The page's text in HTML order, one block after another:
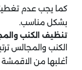
كما يجب عدم
بشكل مناسب.
تنظيف الكنب
الكنب والمجالس
أغلبها من الاقمشة